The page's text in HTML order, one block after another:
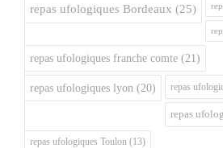
repas ufologiques Bordeaux (25)
repas ufologiques franche comte (21)
repas ufologiques lyon (20) repas
repas
repas ufologiques Toulon (13)